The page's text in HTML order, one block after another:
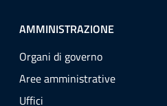
AMMINISTRAZIONE
Organi di governo
Aree amministrative
Uffici